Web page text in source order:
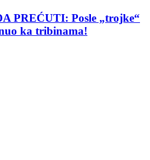
PREĆUTI: Posle „trojke“
ka tribinama!